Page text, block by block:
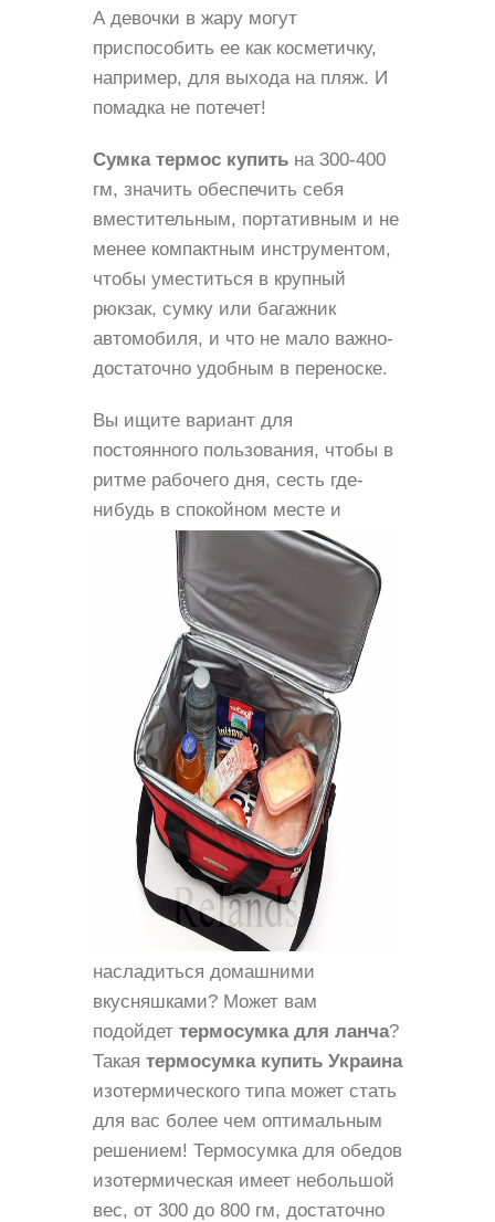
А девочки в жару могут
приспособить ее как косметичку,
например, для выхода на пляж. И
помадка не потечет!
Сумка термос купить на 300-400
гм, значить обеспечить себя
вместительным, портативным и не
менее компактным инструментом,
чтобы уместиться в крупный
рюкзак, сумку или багажник
автомобиля, и что не мало важно-
достаточно удобным в переноске.
Вы ищите вариант для
постоянного пользования, чтобы в
ритме рабочего дня, сесть где-
нибудь в спокойном месте и
насладиться домашними
вкусняшками? Может вам
подойдет термосумка для ланча?
Такая термосумка купить Украина
изотермического типа может стать
для вас более чем оптимальным
решением! Термосумка для обедов
изотермическая имеет небольшой
вес, от 300 до 800 гм, достаточно